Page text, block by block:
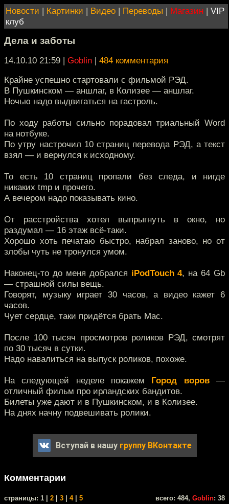
Новости | Картинки | Видео | Переводы | Магазин | VIP
клуб
Дела и заботы
14.10.10 21:59 | Goblin | 484 комментария
Крайне успешно стартовали с фильмой РЭД.
В Пушкинском — аншлаг, в Колизее — аншлаг.
Ночью надо выдвигаться на гастроль.
По ходу работы сильно порадовал триальный Word
на нотбуке.
По утру настрочил 10 страниц перевода РЭД, а текст
взял — и вернулся к исходному.
То есть 10 страниц пропали без следа, и нигде
никаких tmp и прочего.
А вечером надо показывать кино.
От расстройства хотел выпрыгнуть в окно, но
раздумал — 16 этаж всё-таки.
Хорошо хоть печатаю быстро, набрал заново, но от
злобы чуть не тронулся умом.
Наконец-то до меня добрался iPodTouch 4, на 64 Gb
— страшной силы вещь.
Говорят, музыку играет 30 часов, а видео кажет 6
часов.
Чует сердце, таки придётся брать Mac.
После 100 тысяч просмотров роликов РЭД, смотрят
по 30 тысяч в сутки.
Надо навалиться на выпуск роликов, похоже.
На следующей неделе покажем Город воров—
отличный фильм про ирландских бандитов.
Билеты уже дают и в Пушкинском, и в Колизее.
На днях начну подвешивать ролики.
Вступай в нашу группу ВКонтакте
Комментарии
cтраницы: 1 | 2 3 4| 5 всего: 484, Goblin: 38